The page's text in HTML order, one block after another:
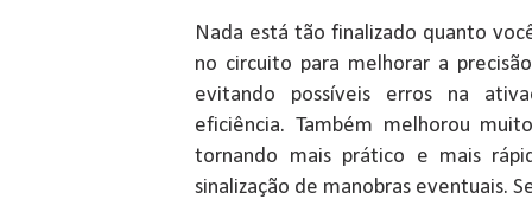
Nada está tão finalizado quanto
no circuito para melhorar a
evitando possíveis erros na
eficiência. Também melhorou
tornando mais prático e mais
sinalização de manobras eventuais.